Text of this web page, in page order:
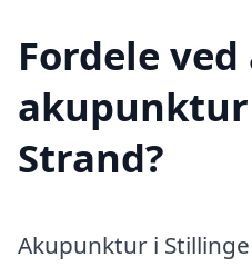
Fordele
Strand?
Akupunktur i